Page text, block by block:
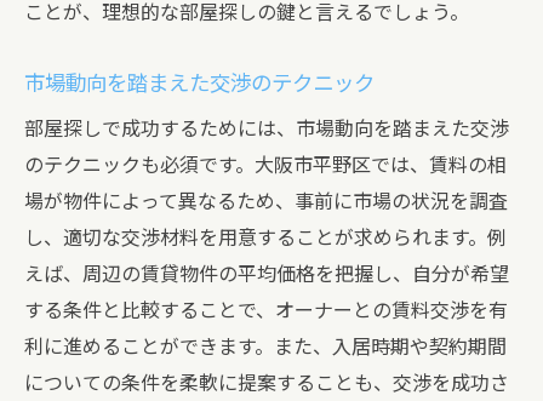
ことが、理想的な部屋探しの鍵と言えるでしょう。
市場動向を踏まえた交渉のテクニック
部屋探しで成功するためには、市場動向を踏まえた交渉
のテクニックも必須です。大阪市平野区では、賃料の相
場が物件によって異なるため、事前に市場の状況を調査
し、適切な交渉材料を用意することが求められます。例
えば、周辺の賃貸物件の平均価格を把握し、自分が希望
する条件と比較することで、オーナーとの賃料交渉を有
利に進めることができます。また、入居時期や契約期間
についての条件を柔軟に提案することも、交渉を成功さ